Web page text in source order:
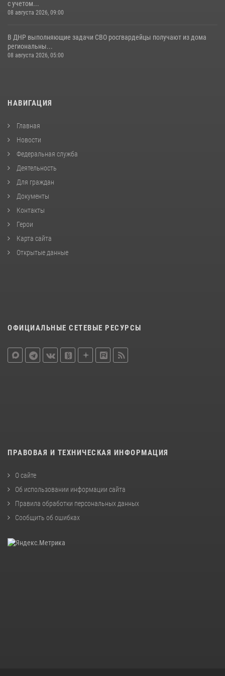
с учетом...
08 августа 2026, 09:00
В ДНР выполняющие задачи СВО росгвардейцы получают из дома
региональны...
08 августа 2026, 05:00
НАВИГАЦИЯ
Главная
Новости
Федеральная служба
Деятельность
Для граждан
Документы
Контакты
Герои
Карта сайта
Открытые данные
ОФИЦИАЛЬНЫЕ СЕТЕВЫЕ РЕСУРСЫ
ПРАВОВАЯ И ТЕХНИЧЕСКАЯ ИНФОРМАЦИЯ
О сайте
Об использовании информации сайта
Правила обработки персональных данных
Сообщить об ошибках